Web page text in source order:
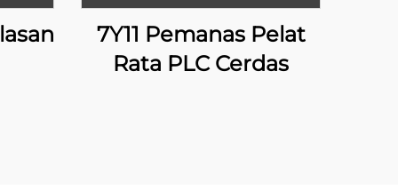
7Y11 Pemanas Pelat
Rata PLC Cerdas